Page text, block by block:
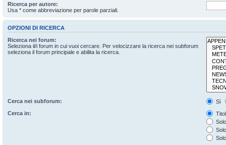
Ricerca per autore:
Usa * come abbreviazione per parole parziali.
OPZIONI DI RICERCA
Ricerca nei forum:
Seleziona il/i forum in cui vuoi cercare. Per velocizzare la ricerca nei subforum
seleziona il forum principale e abilita la ricerca.
Cerca nei subforum:
Sì
Cerca in: